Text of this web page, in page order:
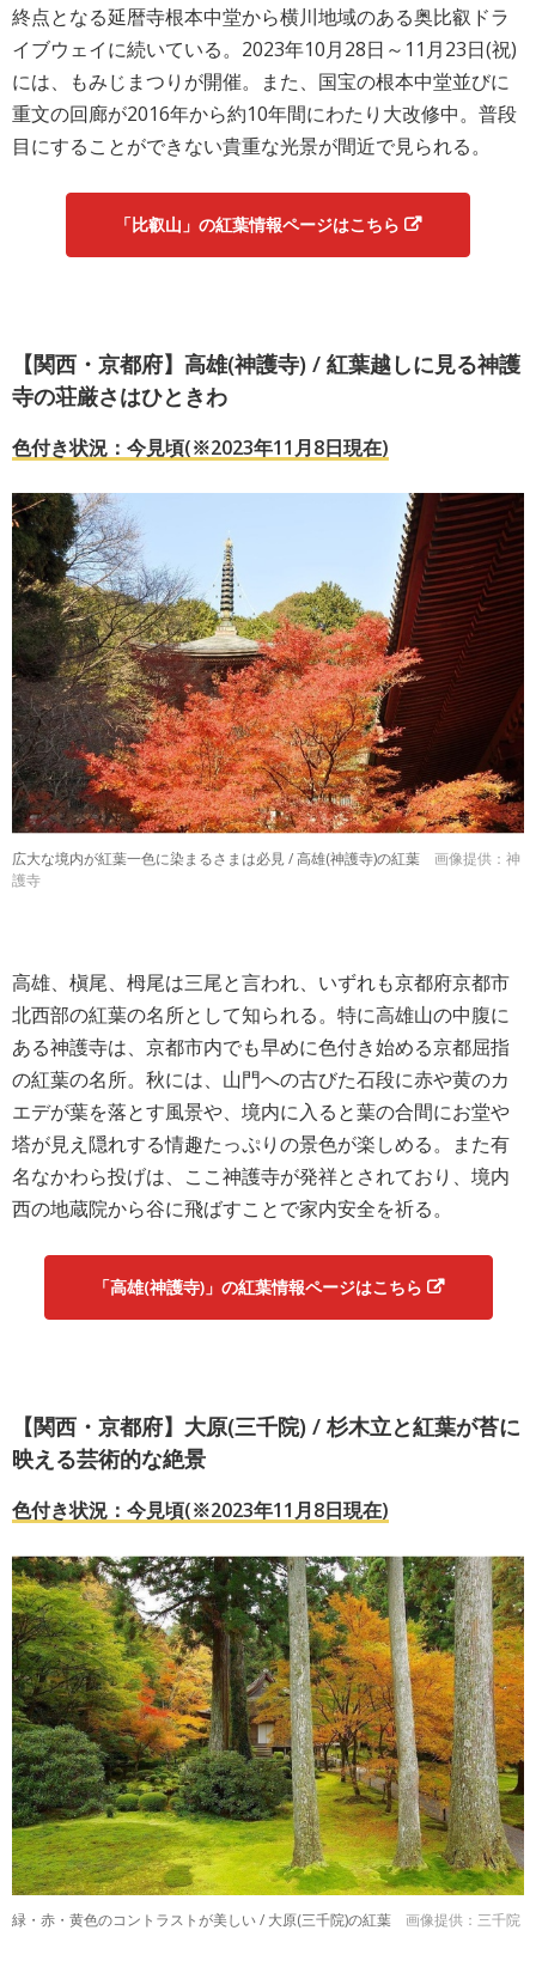
終点となる延暦寺根本中堂から横川地域のある奥比叡ドラ
イブウェイに続いている。2023年10月28日～11月23日(祝)
には、もみじまつりが開催。また、国宝の根本中堂並びに
重文の回廊が2016年から約10年間にわたり大改修中。普段
目にすることができない貴重な光景が間近で見られる。
「比叡山」の紅葉情報ページはこちら
【関西・京都府】高雄(神護寺) / 紅葉越しに見る神護
寺の荘厳さはひときわ
色付き状況：今見頃(※2023年11月8日現在)
広大な境内が紅葉一色に染まるさまは必見 / 高雄(神護寺)の紅葉
画像提供：神
護寺
高雄、槇尾、栂尾は三尾と言われ、いずれも京都府京都市
北西部の紅葉の名所として知られる。特に高雄山の中腹に
ある神護寺は、京都市内でも早めに色付き始める京都屈指
の紅葉の名所。秋には、山門への古びた石段に赤や黄のカ
エデが葉を落とす風景や、境内に入ると葉の合間にお堂や
塔が見え隠れする情趣たっぷりの景色が楽しめる。また有
名なかわら投げは、ここ神護寺が発祥とされており、境内
西の地蔵院から谷に飛ばすことで家内安全を祈る。
「高雄(神護寺)」の紅葉情報ページはこちら
【関西・京都府】大原(三千院) / 杉木立と紅葉が苔に
映える芸術的な絶景
色付き状況：今見頃(※2023年11月8日現在)
緑・赤・黄色のコントラストが美しい / 大原(三千院)の紅葉 画像提供：三千院